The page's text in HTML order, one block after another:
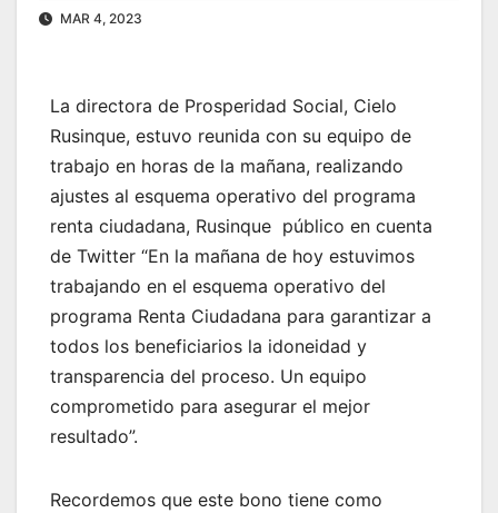
MAR 4, 2023
La directora de Prosperidad Social, Cielo
Rusinque, estuvo reunida con su equipo de
trabajo en horas de la mañana, realizando
ajustes al esquema operativo del programa
renta ciudadana, Rusinque público en cuenta
de Twitter “En la mañana de hoy estuvimos
trabajando en el esquema operativo del
programa Renta Ciudadana para garantizar a
todos los beneficiarios la idoneidad y
transparencia del proceso. Un equipo
comprometido para asegurar el mejor
resultado”.
Recordemos que este bono tiene como